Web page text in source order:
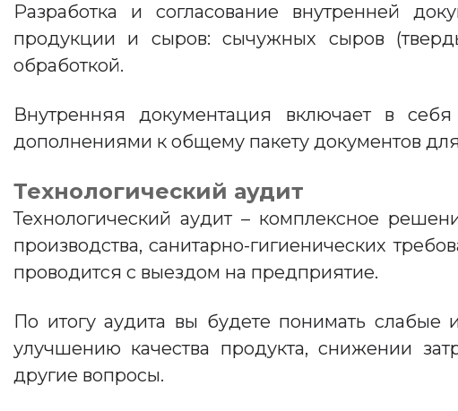
Разработка и согласование внутренней
продукции и сыров: сычужных сыров
обработкой.
Внутренняя документация включает в
дополнениями к общему пакету документов
Технологический аудит
Технологический аудит – комплексное
производства, санитарно-гигиенических
проводится с выездом на предприятие.
По итогу аудита вы будете понимать слабые
улучшению качества продукта, снижении
другие вопросы.